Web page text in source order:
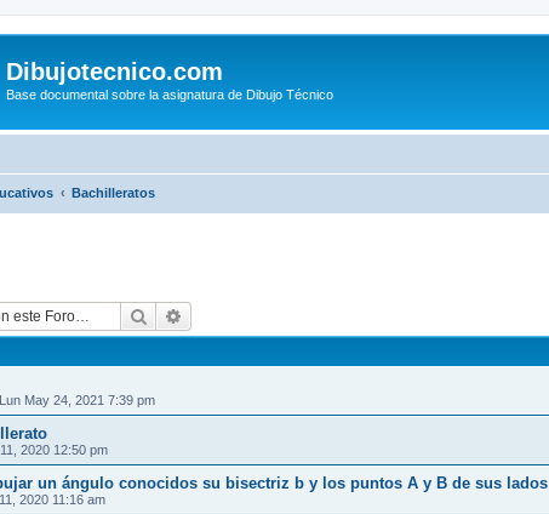
Dibujotecnico.com
Base documental sobre la asignatura de Dibujo Técnico
Bachilleratos
Buscar
Lun May 24, 2021 7:39 pm
2020 12:50 pm
un ángulo conocidos su bisectriz b y los puntos A y B de sus lados
2020 11:16 am